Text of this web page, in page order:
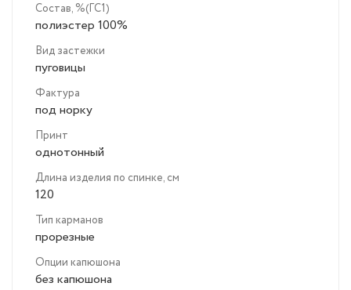
Состав, %(ГС1)
полиэстер 100%
Вид застежки
пуговицы
Фактура
под норку
Принт
однотонный
Длина изделия по спинке, см
120
Тип карманов
прорезные
Опции капюшона
без капюшона